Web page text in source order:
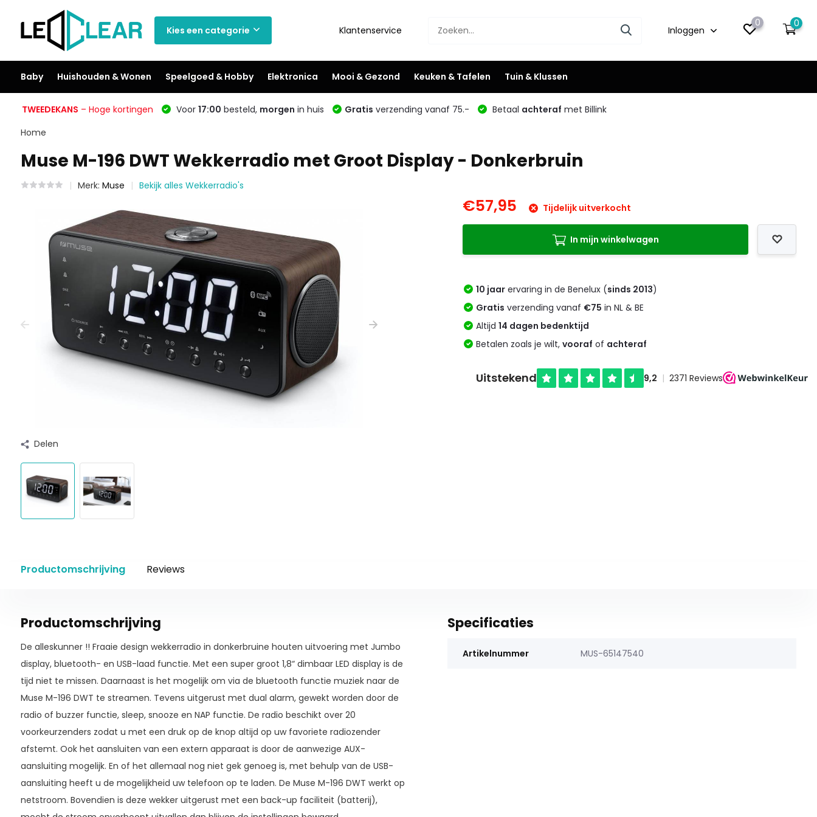
Kies een categorie Klantenservice Inloggen
0 0
Baby Huishouden & Wonen Speelgoed & Hobby Elektronica Mooi & Gezond Keuken & Tafelen Tuin & Klussen
TWEEDEKANS – Hoge kortingen Voor 17:00 besteld, morgen in huis Gratis verzending vanaf 75.- Betaal achteraf met Billink
Home
Muse M-196 DWT Wekkerradio met Groot Display - Donkerbruin
Merk: Muse Bekijk alles Wekkerradio's
Delen
€57,95 Tijdelijk uitverkocht
In mijn winkelwagen
10 jaar ervaring in de Benelux (sinds 2013)
Gratis verzending vanaf €75 in NL & BE
Altijd14 dagen bedenktijd
Betalen zoals je wilt,vooraf of achteraf
Productomschrijving Reviews
Productomschrijving
De alleskunner !! Fraaie design wekkerradio in donkerbruine houten uitvoering met Jumbo
display, bluetooth- en USB-laad functie. Met een super groot 1,8“ dimbaar LED display is de
tijd niet te missen. Daarnaast is het mogelijk om via de bluetooth functie muziek naar de
Muse M-196 DWT te streamen. Tevens uitgerust met dual alarm, gewekt worden door de
radio of buzzer functie, sleep, snooze en NAP functie. De radio beschikt over 20
voorkeurzenders zodat u met een druk op de knop altijd op uw favoriete radiozender
afstemt. Ook het aansluiten van een extern apparaat is door de aanwezige AUX-
aansluiting mogelijk. En of het allemaal nog niet gek genoeg is, met behulp van de USB-
aansluiting heeft u de mogelijkheid uw telefoon op te laden. De Muse M-196 DWT werkt op
netstroom. Bovendien is deze wekker uitgerust met een back-up faciliteit (batterij),
Specificaties
Artikelnummer MUS-65147540